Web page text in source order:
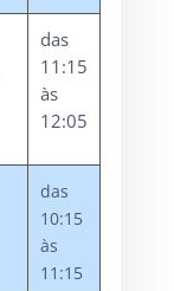
das
11:15
às
12:05
das
10:15
às
11:15